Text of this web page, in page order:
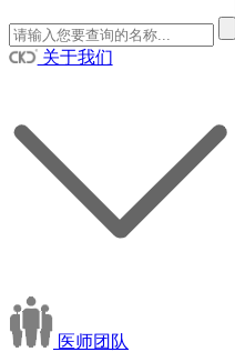
关于我们
医师团队